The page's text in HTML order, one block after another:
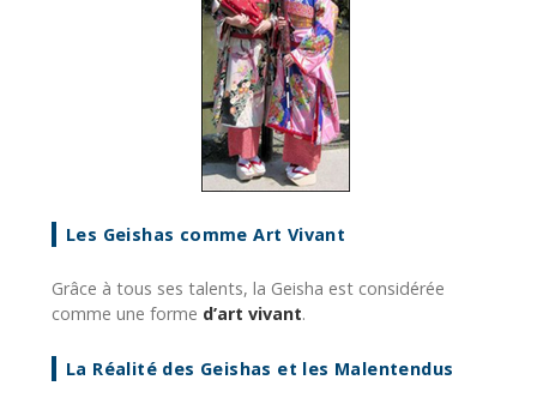
Les Geishas comme Art Vivant
Grâce à tous ses talents, la Geisha est considérée
comme une forme d’art vivant.
La Réalité des Geishas et les Malentendus